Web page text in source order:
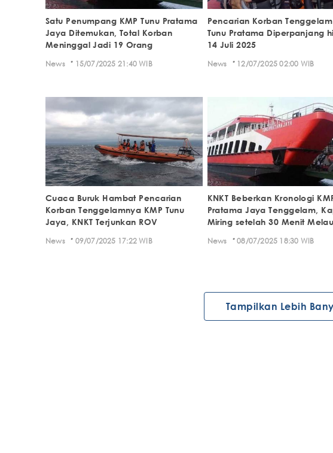
Satu Penumpang KMP Tunu Pratama
Jaya Ditemukan, Total Korban
Meninggal Jadi 19 Orang
News · 15/07/2025 21:40 WIB
Pencarian Korban Tenggelam
Tunu Pratama Diperpanjang
14 Juli 2025
News · 12/07/2025 02:00 WIB
Cuaca Buruk Hambat Pencarian
Korban Tenggelamnya KMP Tunu
Jaya, KNKT Terjunkan ROV
News · 09/07/2025 17:22 WIB
KNKT Beberkan Kronologi
Pratama Jaya Tenggelam,
Miring setelah 30 Menit
News · 08/07/2025 18:30 WIB
Tampilkan Lebih